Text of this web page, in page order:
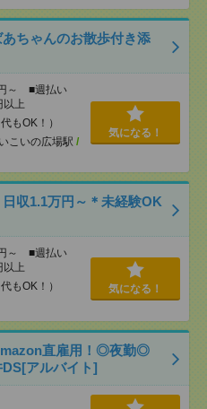
あちゃんのお散歩付き添
～ ■週払い
上
もOK！）
いこいの広場駅 /
気になる！
収1.1万円～＊未経験OK
～ ■週払い
上
もOK！）
気になる！
直雇用！◎夜勤◎
アルバイト]